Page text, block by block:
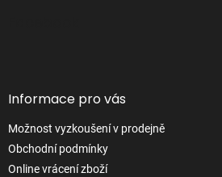
Informace pro vás
Možnost vyzkoušení v prodejně
Obchodní podmínky
Online vrácení zboží